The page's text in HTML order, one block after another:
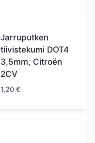
Jarruputken
tiivistekumi DOT4
3,5mm, Citroën
2CV
1,20 €